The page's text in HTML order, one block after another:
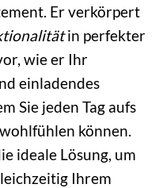
Er verkörpert
in perfekter
wie er Ihr
einladendes
Sie jeden Tag aufs
können.
ideale Lösung, um
Ihrem